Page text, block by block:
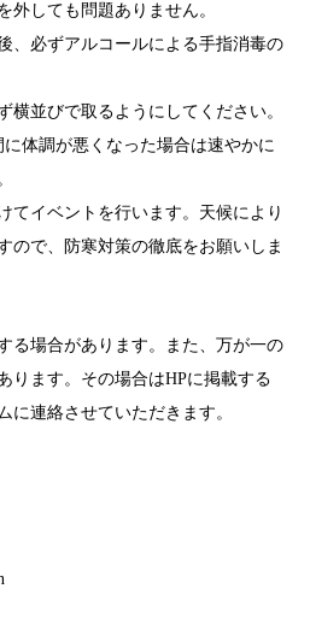
外しても問題ありません。
、必ずアルコールによる手指消毒の
横並びで取るようにしてください。
に体調が悪くなった場合は速やかに
てイベントを行います。天候により
ので、防寒対策の徹底をお願いしま
る場合があります。また、万が一の
ります。その場合はHPに掲載する
に連絡させていただきます。